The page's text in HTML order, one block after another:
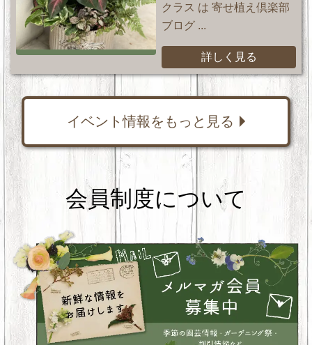
クラス は 寄せ植え倶楽部
ブログ ...
詳しく見る
イベント情報をもっと見る
会員制度について